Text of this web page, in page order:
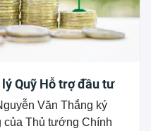
Quỹ Hỗ trợ đầu tư
Văn Thắng ký
của Thủ tướng Chính